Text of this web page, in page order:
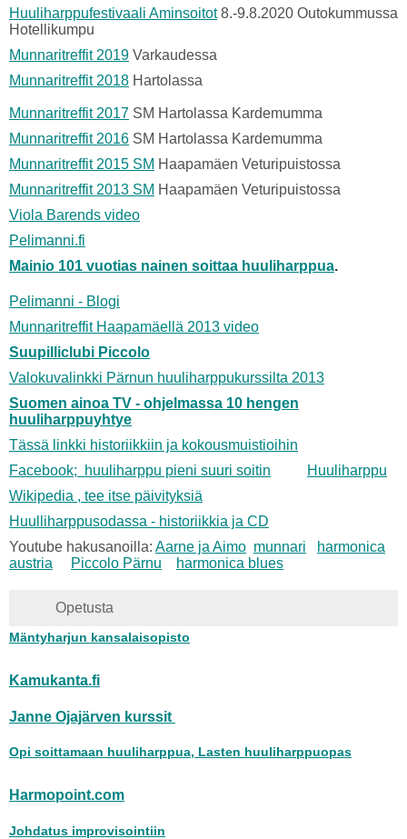
Huuliharppufestivaali Aminsoitot8.-9.8.2020 Outokummussa
Hotellikumpu
Munnaritreffit 2019 Varkaudessa
Munnaritreffit 2018 Hartolassa
Munnaritreffit 2017 SM Hartolassa Kardemumma
Munnaritreffit 2016 SM Hartolassa Kardemumma
Munnaritreffit 2015 SM Haapamäen Veturipuistossa
Munnaritreffit 2013 SM Haapamäen Veturipuistossa
Viola Barends video
Pelimanni.fi
Mainio 101 vuotias nainen soittaa huuliharppua.
Pelimanni - Blogi
Munnaritreffit Haapamäellä 2013 video
Suupilliclubi Piccolo
Valokuvalinkki Pärnun huuliharppukurssilta 2013
Suomen ainoa TV - ohjelmassa 10 hengen
huuliharppuyhtye
Tässä linkki historiikkiin ja kokousmuistioihin
Facebook; huuliharppu pieni suuri soitin
Huuliharppu
Wikipedia , tee itse päivityksiä
Huulliharppusodassa - historiikkia ja CD
Youtube hakusanoilla: Aarne ja Aimo munnari
harmonica
austria
Piccolo Pärnu harmonica blues
Opetusta
Mäntyharjun kansalaisopisto
Kamukanta.fi
Janne Ojajärven kurssit
Opi soittamaan huuliharppua, Lasten huuliharppuopas
Harmopoint.com
Johdatus improvisointiin